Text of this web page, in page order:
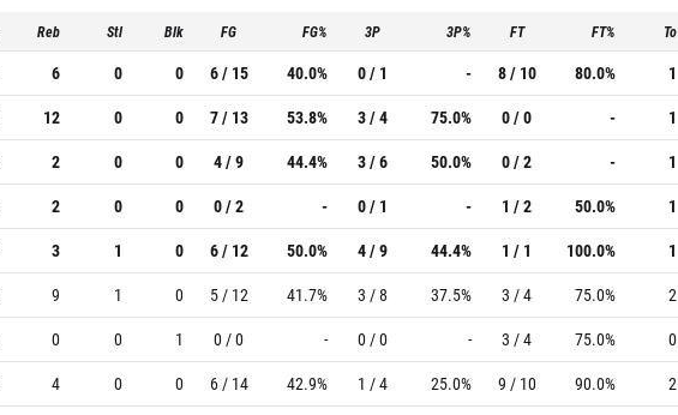
Reb Stl Blk FG FG% 3P 3P% FT FT% To
6 0 0 6 / 15 40.0% 0 / 1 - 8 / 10 80.0% 1
12 0 0 7 / 13 53.8% 3 / 4 75.0% 0 / 0 - 1
2 0 0 4 / 9 44.4% 3 / 6 50.0% 0 / 2 - 1
2 0 0 0 / 2 - 0 / 1 - 1 / 2 50.0% 1
3 1 0 6 / 12 50.0% 4 / 9 44.4% 1 / 1 100.0% 1
9 1 0 5 / 12 41.7% 3 / 8 37.5% 3 / 4 75.0% 2
0 0 1 0 / 0 - 0 / 0 - 3 / 4 75.0% 0
4 0 0 6 / 14 42.9% 1 / 4 25.0% 9 / 10 90.0% 2